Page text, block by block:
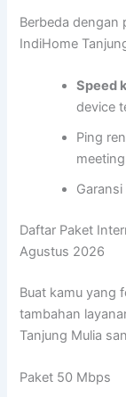
Berbeda dengan
IndiHome
Speed
device
Ping
Daftar Paket
Agustus 2026
Buat kamu yang
tambahan
Tanjung Mulia
Paket 50 Mbps